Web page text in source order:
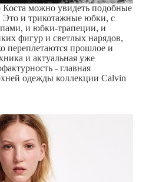
можно увидеть подобные
Это и трикотажные юбки, с
и юбки-трапеции, и
фигур и светлых нарядов,
переплетаются прошлое и
и актуальная уже
- главная
одежды коллекции Calvin